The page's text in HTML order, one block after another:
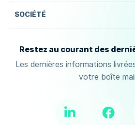
SOCIÉTÉ
Restez au courant des
Les dernières informations
votre boîte